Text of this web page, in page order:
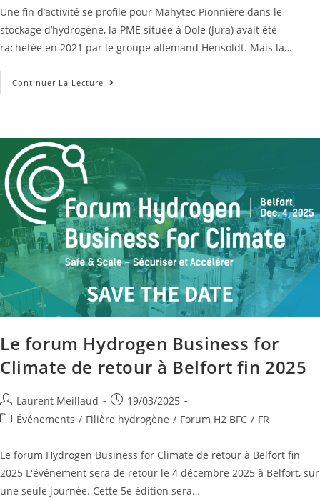
Une fin d’activité se profile pour Mahytec Pionnière dans le
stockage d’hydrogène, la PME située à Dole (Jura) avait été
rachetée en 2021 par le groupe allemand Hensoldt. Mais la…
Continuer La Lecture
Le forum Hydrogen Business for
Climate de retour à Belfort fin 2025
Laurent Meillaud
19/03/2025
Événements / Filière hydrogène / Forum H2 BFC / FR
Le forum Hydrogen Business for Climate de retour à Belfort fin
2025 L'événement sera de retour le 4 décembre 2025 à Belfort, sur
une seule journée. Cette 5e édition sera…